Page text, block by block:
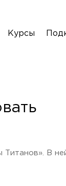
Курсы
В